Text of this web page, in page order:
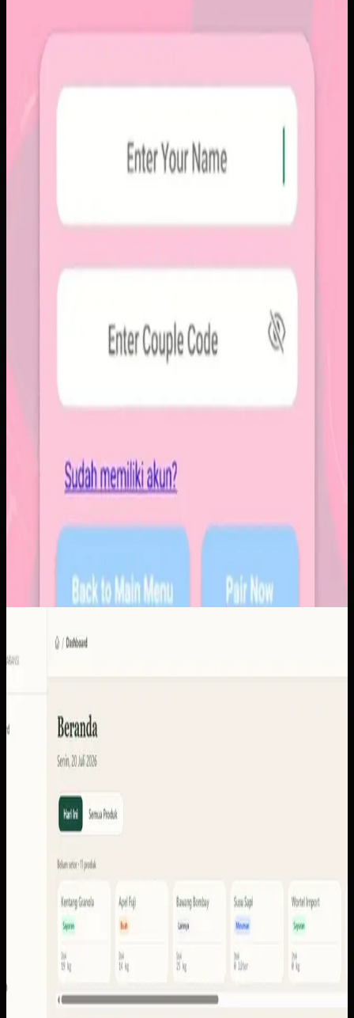
Sebelumnya
Platform sosial umum sering membuat momen personal
tenggelam di antara konten publik, iklan, dan tekanan
untuk selalu tampil sempurna. Pengguna membutuhkan
Kami membangun aplikasi mobile dengan alur berbagi yang
ringkas, notifikasi cepat, dan arsip momen yang tersusun
rapi. Sistemnya dirancang untuk percakapan visual yang
lebih personal tanpa membawa beban feed publik.
KUD Transparansi
Sebelumnya
Sistem ini perlu menyatukan konteks setoran, produk,
anggota, stok, laporan, pencairan, dan portal pengguna
dibutuhkan.
Yang kami bangun
mencakup dasbor operasional, setoran dan settlements,
portal pengguna.
Baca studi kasus